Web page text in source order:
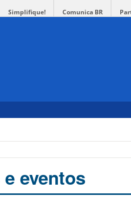
Simplifique! Comunica BR
eventos